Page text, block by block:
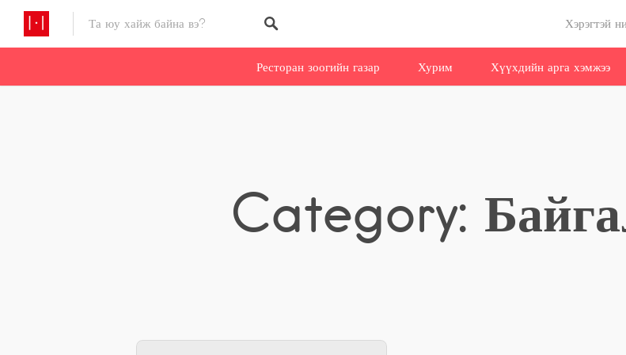
Хэрэгтэй
Ресторан зоогийн газар Хурим Хүүхдийн арга хэмжээ
Category: